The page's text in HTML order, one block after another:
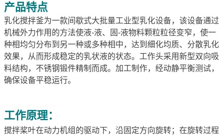
产品特点
乳化搅拌釜为一款间歇式大批量工业型乳化设备，该设备通过
机械外力作用的方法使液-液、固-液物料颗粒粒径变窄，使一
种相均匀分布到另一种或多种相中，达到细化均质、分散乳化
效果，从而形成稳定的乳状液的状态。工作头采用新型双向吸
料结构，不锈钢锻件精制而成。加工制作，经动静平衡测试，
确保设备平稳运行。
工作原理：
搅拌桨叶在动力机组的驱动下，沿固定方向旋转；在旋转过程